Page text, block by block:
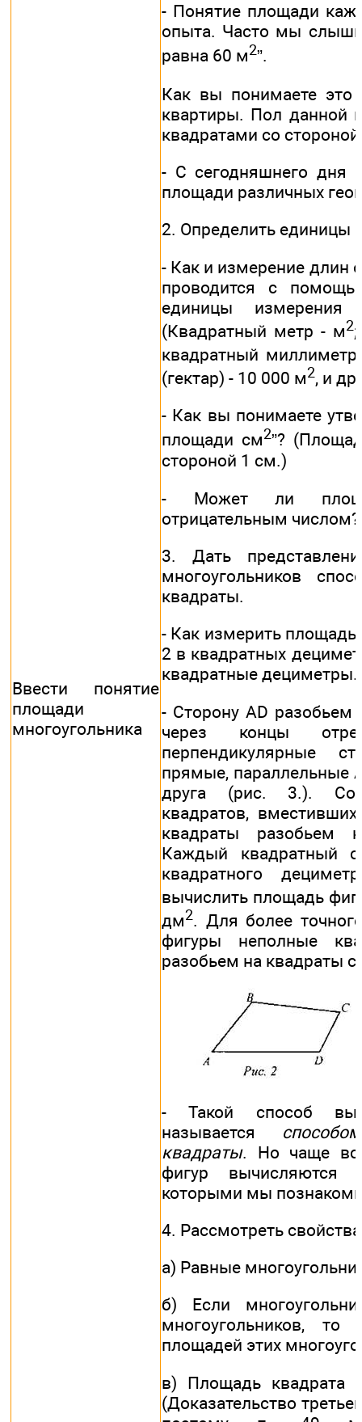
Ввести понятие
площади
многоугольника
- Понятие площади
опыта. Часто мы
равна 60 м2”.
Как вы понимаете это
квартиры. Пол данной
квадратами со
- С сегодняшнего дня
площади различных
2. Определить единицы
- Как и измерение длин
проводится с
единицы
(Квадратный метр - м2;
квадратный
(гектар) - 10 000 м2, и
- Как вы понимаете
площади см2”?
стороной 1 см.)
- Может ли
отрицательным
3. Дать
многоугольников
квадраты.
- Как измерить
2 в квадратных
квадратные
- Сторону AD
через концы
перпендикулярные
прямые, параллельные
друга (рис. 3.).
квадратов,
квадраты разобьем
Каждый квадратный
квадратного
вычислить площадь
дм2. Для более
фигуры неполные
разобьем на квадраты
- Такой способ
называется
квадраты. Но чаще
фигур
которыми мы
4. Рассмотреть
а) Равные
б) Если
многоугольников,
площадей этих
в) Площадь квадрата
(Доказательство